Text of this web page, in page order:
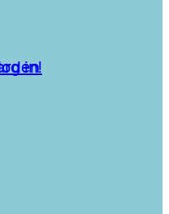
in!